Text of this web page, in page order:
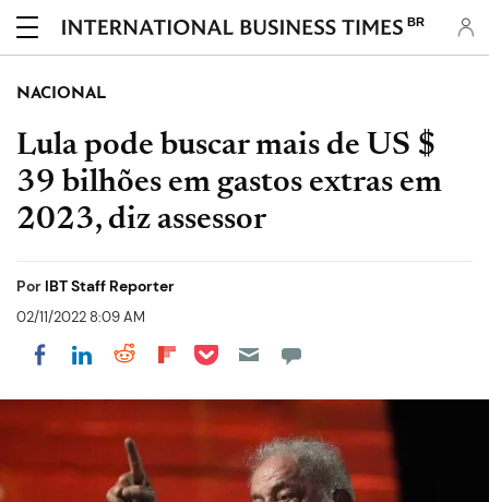
BR
NACIONAL
Lula pode buscar mais de US $
39 bilhões em gastos extras em
2023, diz assessor
Por IBT Staff Reporter
02/11/2022 8:09 AM
Share on Facebook
Share on LinkedIn
Share on Reddit
Share on Flipboard
Share on Pocket